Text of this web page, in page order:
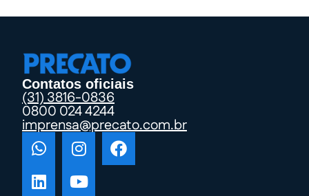
Contatos oficiais
(31) 3816-0836
0800 024 4244
imprensa@precato.com.br